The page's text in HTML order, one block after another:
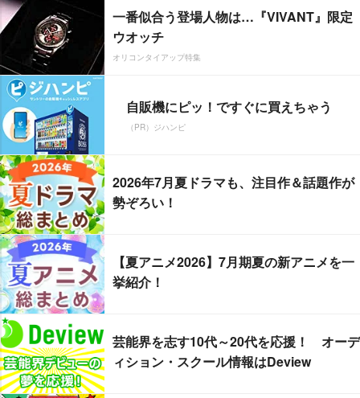
一番似合う登場人物は…『VIVANT』限定
ウオッチ
オリコンタイアップ特集
自販機にピッ！ですぐに買えちゃう
（PR）ジハンピ
2026年7月夏ドラマも、注目作＆話題作が
勢ぞろい！
【夏アニメ2026】7月期夏の新アニメを一
挙紹介！
芸能界を志す10代～20代を応援！ オーデ
ィション・スクール情報はDeview